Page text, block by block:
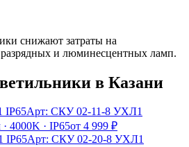
снижают затраты на
и люминесцентных ламп.
в Казани
IP65Арт: СКУ 02-11-8 УХЛ1
· 4000K · IP65от 4 999 ₽
IP65Арт: СКУ 02-20-8 УХЛ1